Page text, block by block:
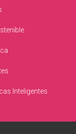
Inteligentes